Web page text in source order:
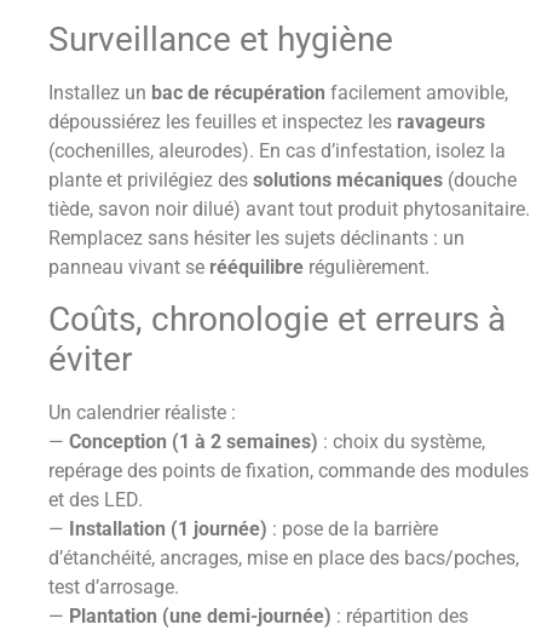
Surveillance et hygiène
Installez un bac de récupération facilement amovible,
dépoussiérez les feuilles et inspectez les ravageurs
(cochenilles, aleurodes). En cas d’infestation, isolez la
plante et privilégiez des solutions mécaniques (douche
tiède, savon noir dilué) avant tout produit phytosanitaire.
Remplacez sans hésiter les sujets déclinants : un
panneau vivant se rééquilibre régulièrement.
Coûts, chronologie et erreurs à
éviter
Un calendrier réaliste :
— Conception (1 à 2 semaines) : choix du système,
repérage des points de fixation, commande des modules
et des LED.
— Installation (1 journée) : pose de la barrière
d’étanchéité, ancrages, mise en place des bacs/poches,
test d’arrosage.
— Plantation (une demi-journée) : répartition des